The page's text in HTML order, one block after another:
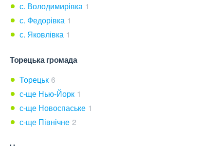
с. Володимирівка 1
с. Федорівка 1
с. Яковлівка 1
Торецька громада
Торецьк 6
с-ще Нью-Йорк 1
с-ще Новоспаське 1
с-ще Північне 2